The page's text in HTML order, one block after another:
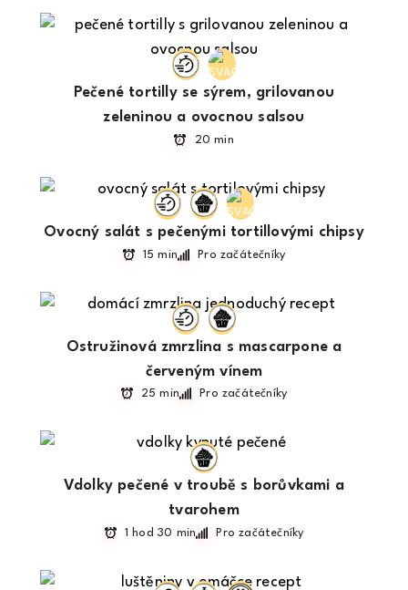
Pečené tortilly se sýrem, grilovanou
zeleninou a ovocnou salsou
20 min
Ovocný salát s pečenými tortillovými chipsy
15 min Pro začátečníky
Ostružinová zmrzlina s mascarpone a
červeným vínem
25 min Pro začátečníky
Vdolky pečené v troubě s borůvkami a
tvarohem
1 hod 30 min Pro začátečníky